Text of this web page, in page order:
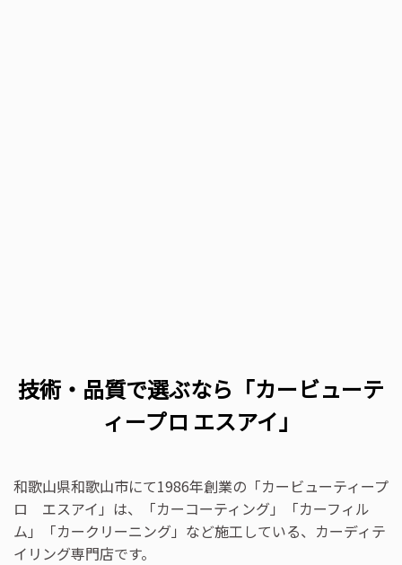
技術・品質で選ぶなら「カービューテ
ィープロ エスアイ」
和歌山県和歌山市にて1986年創業の「カービューティープ
ロ エスアイ」は、「カーコーティング」「カーフィル
ム」「カークリーニング」など施工している、カーディテ
イリング専門店です。